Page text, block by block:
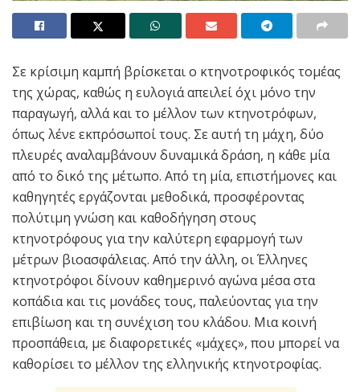
Σε κρίσιμη καμπή βρίσκεται ο κτηνοτροφικός τομέας
της χώρας, καθώς η ευλογιά απειλεί όχι μόνο την
παραγωγή, αλλά και το μέλλον των κτηνοτρόφων,
όπως λένε εκπρόσωποί τους. Σε αυτή τη μάχη, δύο
πλευρές αναλαμβάνουν δυναμικά δράση, η κάθε μία
από το δικό της μέτωπο. Από τη μία, επιστήμονες και
καθηγητές εργάζονται μεθοδικά, προσφέροντας
πολύτιμη γνώση και καθοδήγηση στους
κτηνοτρόφους για την καλύτερη εφαρμογή των
μέτρων βιοασφάλειας. Από την άλλη, οι Έλληνες
κτηνοτρόφοι δίνουν καθημερινό αγώνα μέσα στα
κοπάδια και τις μονάδες τους, παλεύοντας για την
επιβίωση και τη συνέχιση του κλάδου. Μια κοινή
προσπάθεια, με διαφορετικές «μάχες», που μπορεί να
καθορίσει το μέλλον της ελληνικής κτηνοτροφίας.